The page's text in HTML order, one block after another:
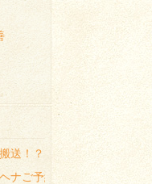
送！？
ナご予約時の注意点